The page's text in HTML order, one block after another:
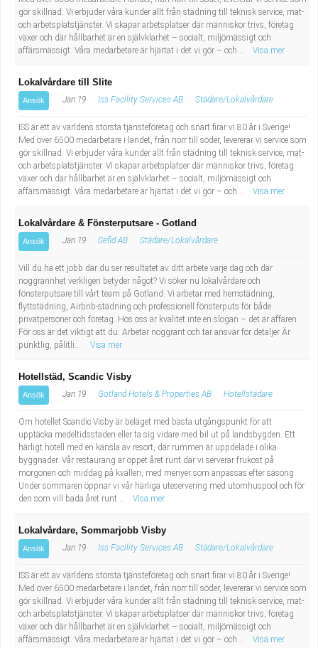
gör skillnad. Vi erbjuder våra kunder allt från städning till teknisk service, mat-
och arbetsplatstjänster. Vi skapar arbetsplatser där människor trivs, företag
växer och där hållbarhet är en självklarhet – socialt, miljömässigt och
affärsmässigt. Våra medarbetare är hjärtat i det vi gör – och...
Visa mer
Lokalvårdare till Slite
Ansök Jan 19 Iss Facility Services AB Städare/Lokalvårdare
ISS är ett av världens största tjänsteföretag och snart firar vi 80 år i Sverige!
Med över 6500 medarbetare i landet, från norr till söder, levererar vi service som
gör skillnad. Vi erbjuder våra kunder allt från städning till teknisk service, mat-
och arbetsplatstjänster. Vi skapar arbetsplatser där människor trivs, företag
växer och där hållbarhet är en självklarhet – socialt, miljömässigt och
affärsmässigt. Våra medarbetare är hjärtat i det vi gör – och...
Visa mer
Lokalvårdare & Fönsterputsare - Gotland
Ansök Jan 19 Sefid AB Städare/Lokalvårdare
Vill du ha ett jobb där du ser resultatet av ditt arbete varje dag och där
noggrannhet verkligen betyder något? Vi söker nu lokalvårdare och
fönsterputsare till vårt team på Gotland. Vi arbetar med hemstädning,
flyttstädning, Airbnb-städning och professionell fönsterputs för både
privatpersoner och företag. Hos oss är kvalitet inte en slogan – det är affären.
För oss är det viktigt att du: Arbetar noggrant och tar ansvar för detaljer Är
punktlig, pålitli...
Visa mer
Hotellstäd, Scandic Visby
Ansök Jan 19 Gotland Hotels & Properties AB Hotellstädare
Om hotellet Scandic Visby är beläget med bästa utgångspunkt för att
upptäcka medeltidsstaden eller ta sig vidare med bil ut på landsbygden. Ett
härligt hotell med en känsla av resort, där rummen är uppdelade i olika
byggnader. Vår restaurang är öppet året runt där vi serverar frukost på
morgonen och middag på kvällen, med menyer som anpassas efter säsong.
Under sommaren öppnar vi vår härliga uteservering med utomhuspool och för
den som vill bada året runt...
Visa mer
Lokalvårdare, Sommarjobb Visby
Ansök Jan 19 Iss Facility Services AB Städare/Lokalvårdare
ISS är ett av världens största tjänsteföretag och snart firar vi 80 år i Sverige!
Med över 6500 medarbetare i landet, från norr till söder, levererar vi service som
gör skillnad. Vi erbjuder våra kunder allt från städning till teknisk service, mat-
och arbetsplatstjänster. Vi skapar arbetsplatser där människor trivs, företag
växer och där hållbarhet är en självklarhet – socialt, miljömässigt och
affärsmässigt. Våra medarbetare är hjärtat i det vi gör – och...
Visa mer